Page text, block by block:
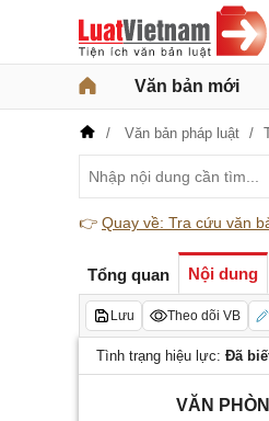
Văn bản mới
Văn bản pháp luật
👉 Quay về: Tra cứu văn
Tổng quan Nội dung
Lưu Theo dõi VB
Tình trạng hiệu lực: Đã
VĂN